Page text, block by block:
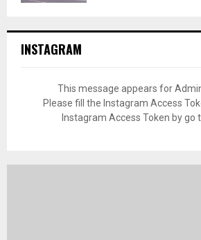
INSTAGRAM
This message appears for
Please fill the Instagram Access
Instagram Access Token by go